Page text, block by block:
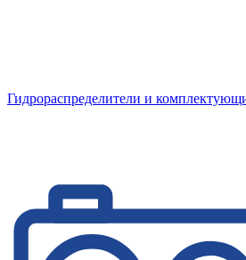
Гидрораспределители и